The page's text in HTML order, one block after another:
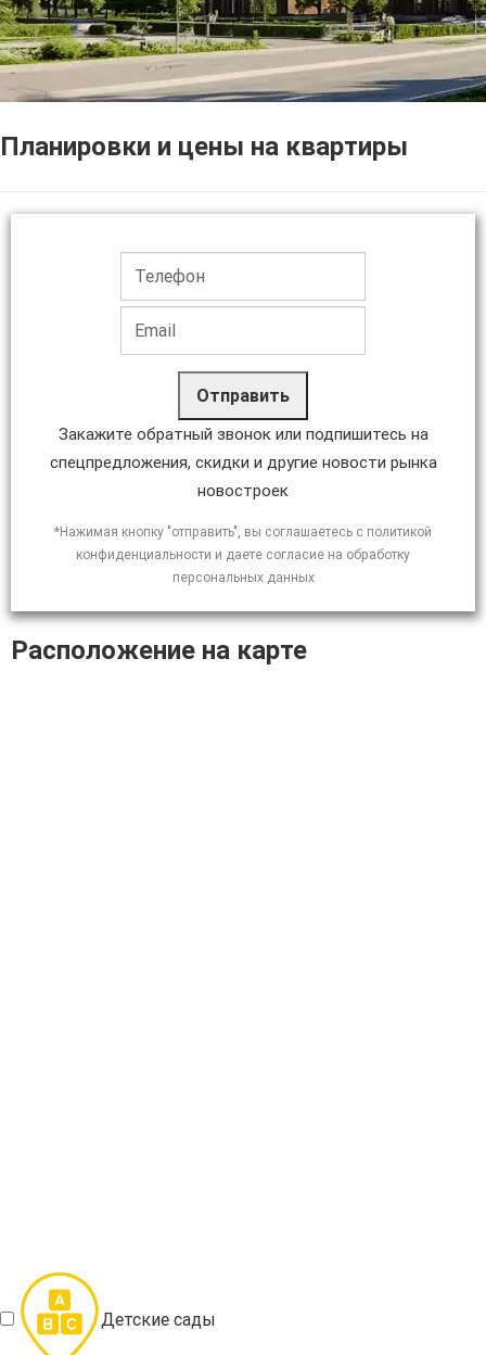
Планировки и цены на квартиры
Отправить
Закажите обратный звонок или подпишитесь на
спецпредложения, скидки и другие новости рынка
новостроек
*Нажимая кнопку "отправить", вы соглашаетесь с политикой
конфиденциальности и даете согласие на обработку
персональных данных
Расположение на карте
Детские сады